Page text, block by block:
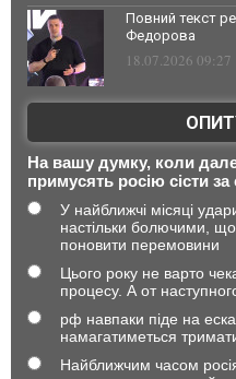
Повний текст
Федорова
18.07.2026 09:27
На вашу думку, коли
примусять росію сісти за
У найближчі місяці
настільки болючими,
поновити перемовини
Цього року не варто
процесу. А от
рф навпаки піде на
намагатиметься
Найближчим часом